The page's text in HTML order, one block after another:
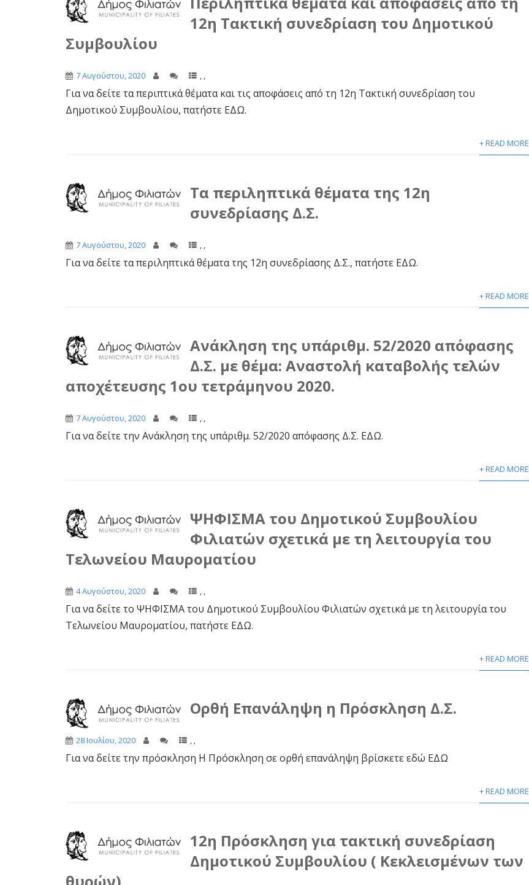
12η Τακτική συνεδρίαση του Δημοτικού
Συμβουλίου
7 Αυγούστου, 2020 , ,
Για να δείτε τα περιπτικά θέματα και τις αποφάσεις από τη 12η Τακτική συνεδρίαση του
Δημοτικού Συμβουλίου, πατήστε ΕΔΩ.
+ READ MORE
Τα περιληπτικά θέματα της 12η
συνεδρίασης Δ.Σ.
7 Αυγούστου, 2020 , ,
Για να δείτε τα περιληπτικά θέματα της 12η συνεδρίασης Δ.Σ., πατήστε ΕΔΩ.
+ READ MORE
Ανάκληση της υπ΄αριθμ. 52/2020 απόφασης
Δ.Σ. με θέμα: Αναστολή καταβολής τελών
αποχέτευσης 1ου τετράμηνου 2020.
7 Αυγούστου, 2020 , ,
Για να δείτε την Ανάκληση της υπ΄αριθμ. 52/2020 απόφασης Δ.Σ. ΕΔΩ.
+ READ MORE
ΨΗΦΙΣΜΑ του Δημοτικού Συμβουλίου
Φιλιατών σχετικά με τη λειτουργία του
Τελωνείου Μαυροματίου
4 Αυγούστου, 2020 , ,
Για να δείτε το ΨΗΦΙΣΜΑ του Δημοτικού Συμβουλίου Φιλιατών σχετικά με τη λειτουργία του
Τελωνείου Μαυροματίου, πατήστε ΕΔΩ.
+ READ MORE
Ορθή Επανάληψη η Πρόσκληση Δ.Σ.
28 Ιουλίου, 2020 , ,
Για να δείτε την πρόσκληση Η Πρόσκληση σε ορθή επανάληψη βρίσκετε εδώ ΕΔΩ
+ READ MORE
12η Πρόσκληση για τακτική συνεδρίαση
Δημοτικού Συμβουλίου ( Κεκλεισμένων των